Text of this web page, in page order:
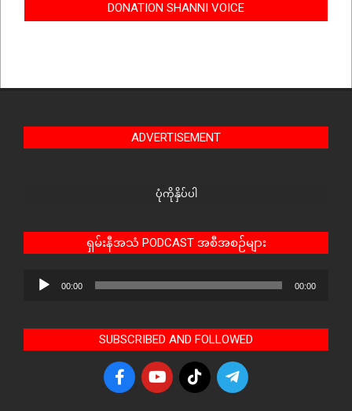
DONATION SHANNI VOICE
ADVERTISEMENT
ပုံကိုနှိပ်ပါ
ရှမ်းနီအသံ PODCAST အစီအစဉ်များ
Audio
00:00 00:00
SUBSCRIBED AND FOLLOWED